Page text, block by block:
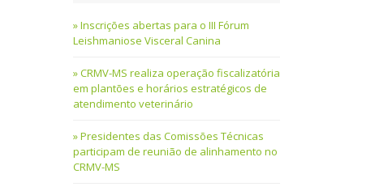
Inscrições abertas para o III Fórum
Leishmaniose Visceral Canina
CRMV-MS realiza operação fiscalizatória
em plantões e horários estratégicos de
atendimento veterinário
Presidentes das Comissões Técnicas
participam de reunião de alinhamento no
CRMV-MS